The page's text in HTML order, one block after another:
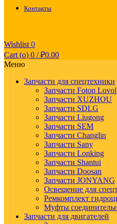
Контакты
Wishlist 0
Cart (o) 0 / ₽0.00
Меню
Запчасти для спецтехники
Запчасти Foton Lovol
Запчасти XUZHOU
Запчасти SDLG
Запчасти Liugong
Запчасти SEM
Запчасти Changlin
Запчасти Sany
Запчасти Lonking
Запчасти Shantui
Запчасти Doosan
Запчасти JONYANG
Освещение для
Ремкомплект
Муфты
Запчасти для двигателей